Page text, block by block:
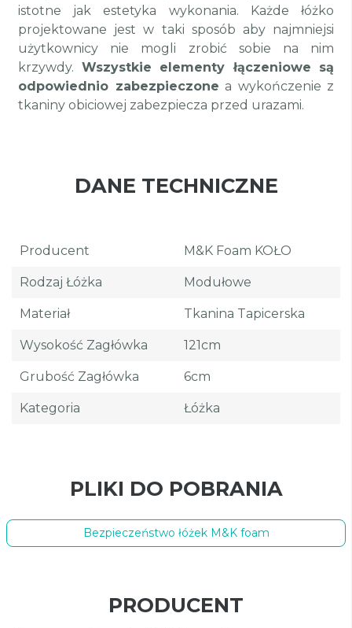
istotne jak estetyka wykonania. Każde łóżko
projektowane jest w taki sposób aby najmniejsi
użytkownicy nie mogli zrobić sobie na nim
krzywdy. Wszystkie elementy łączeniowe są
odpowiednio zabezpieczone a wykończenie z
tkaniny obiciowej zabezpiecza przed urazami.
DANE TECHNICZNE
Producent M&K Foam KOŁO
Rodzaj Łóżka Modułowe
Materiał Tkanina Tapicerska
Wysokość Zagłówka 121cm
Grubość Zagłówka 6cm
Kategoria Łóżka
PLIKI DO POBRANIA
Bezpieczeństwo łóżek M&K foam
PRODUCENT